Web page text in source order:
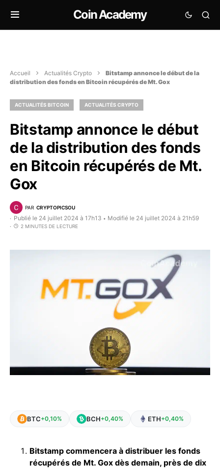
Coin Academy
Accueil Actualités Crypto
Bitstamp annonce le début de la
distribution des fonds en Bitcoin récupérés de Mt. Gox
ACTUALITÉS BITCOIN ACTUALITÉS CRYPTO
Bitstamp annonce le début
de la distribution des fonds
en Bitcoin récupérés de Mt.
Gox
PAR CRYPTOPICSOU
Publié le 24 juillet 2024 à 17h13 • Modifié le 24 juillet 2024 à 21h59
2 MINUTES DE LECTURE
BTC+0,10% BCH+0,40% ETH+0,40%
Bitstamp commencera à distribuer les fonds
récupérés de Mt. Gox dès demain, près de dix